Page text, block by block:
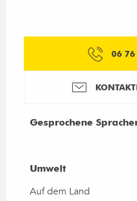
06
Gesprochene
Gesprochene
Umwelt
Umwelt
Auf dem Land